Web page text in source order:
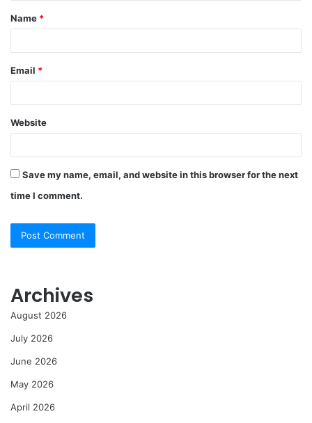
*
Name *
Email *
Website
Save my name, email, and website in this browser for the next
time I comment.
Archives
August 2026
July 2026
June 2026
May 2026
April 2026